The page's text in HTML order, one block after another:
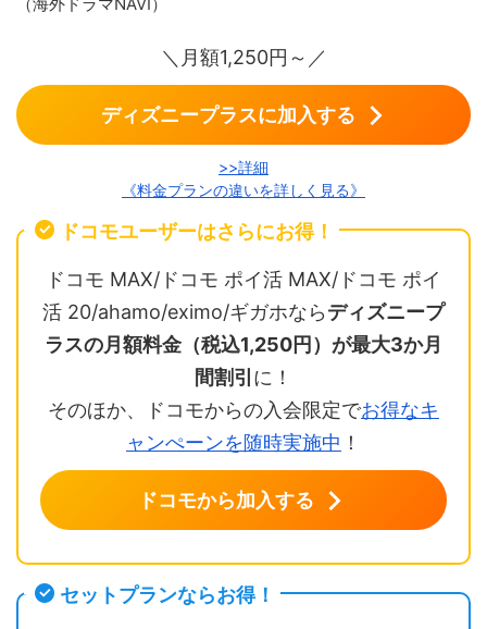
＼月額1,250円～／
ディズニープラスに加入する
>>詳細
《料金プランの違いを詳しく見る》
ドコモユーザーはさらにお得！
ドコモ MAX/ドコモ ポイ活 MAX/ドコモ ポイ
活 20/ahamo/eximo/ギガホならディズニープ
ラスの月額料金（税込1,250円）が最大3か月
間割引 に！
そのほか、ドコモからの入会限定でお得なキ
ャンぺーンを随時実施中 ！
ドコモから加入する
セットプランならお得！